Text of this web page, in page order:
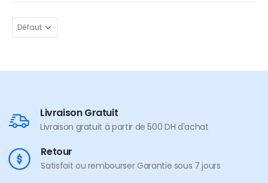
Livraison Gratuit
Livraison gratuit à partir de 500 DH d'achat
Retour
Satisfait ou rembourser Garantie sous 7 jours